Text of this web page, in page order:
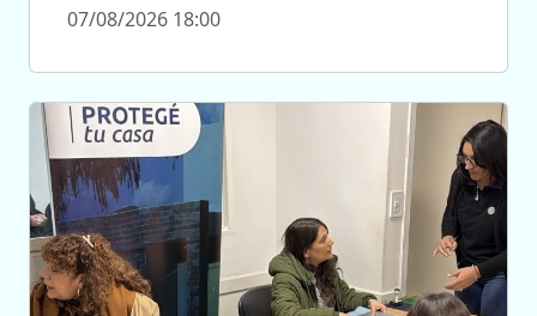
07/08/2026 18:00